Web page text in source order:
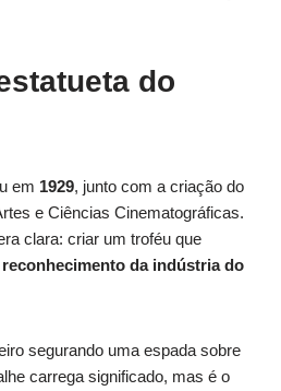
do
em 1929, junto com a criação do
e Ciências Cinematográficas.
clara: criar um troféu que
da indústria do
segurando uma espada sobre
carrega significado, mas é o